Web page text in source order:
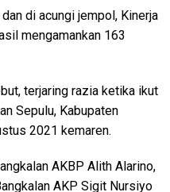
di acungi jempol, Kinerja
mengamankan 163
terjaring razia ketika ikut
Sepulu, Kabupaten
2021 kemaren.
AKBP Alith Alarino,
AKP Sigit Nursiyo